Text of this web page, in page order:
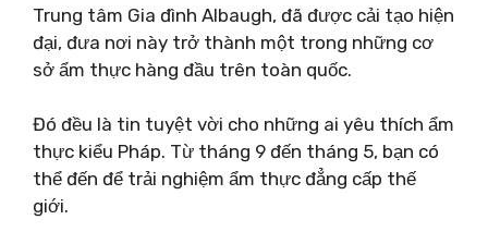
Trung tâm Gia đình Albaugh, đã được cải tạo hiện
đại, đưa nơi này trở thành một trong những cơ
sở ẩm thực hàng đầu trên toàn quốc.
Đó đều là tin tuyệt vời cho những ai yêu thích ẩm
thực kiểu Pháp. Từ tháng 9 đến tháng 5, bạn có
thể đến để trải nghiệm ẩm thực đẳng cấp thế
giới.